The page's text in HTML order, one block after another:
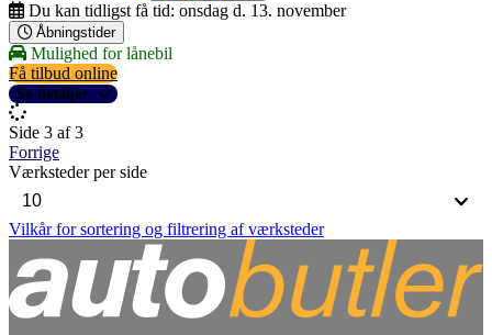
Du kan tidligst få tid: onsdag d. 13. november
Åbningstider
Mulighed for lånebil
Få tilbud online
Se detaljer
Side 3 af 3
Forrige
Værksteder per side
Vilkår for sortering og filtrering af værksteder